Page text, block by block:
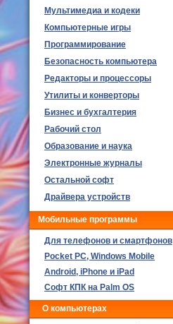
Мультимедиа и кодеки
Компьютерные игры
Программирование
Безопасность компьютера
Редакторы и процессоры
Утилиты и конверторы
Бизнес и бухгалтерия
Рабочий стол
Образование и наука
Электронные журналы
Остальной софт
Драйвера устройств
Мобильные программы
Для телефонов и смартфонов
Poсket PC, Windows Mobile
Android, iPhone и iPad
Софт КПК на Palm OS
О компьютерах